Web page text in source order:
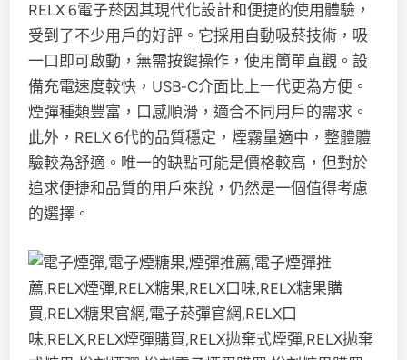
RELX 6電子菸因其現代化設計和便捷的使用體驗，
受到了不少用戶的好評。它採用自動吸菸技術，吸
一口即可啟動，無需按鍵操作，使用簡單直觀。設
備充電速度較快，USB-C介面比上一代更為方便。
煙彈種類豐富，口感順滑，適合不同用戶的需求。
此外，RELX 6代的品質穩定，煙霧量適中，整體體
驗較為舒適。唯一的缺點可能是價格較高，但對於
追求便捷和品質的用戶來說，仍然是一個值得考慮
的選擇。